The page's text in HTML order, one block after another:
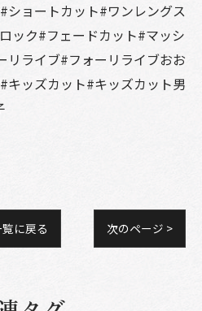
ショートカット#ワンレングス
ック#フェードカット#マッシ
リライブ#フォーリライブおお
キッズカット#キッズカット男
に戻る 次のページ >